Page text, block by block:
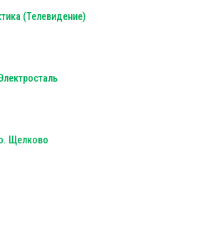
(Телевидение)
Щелково